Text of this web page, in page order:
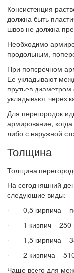
Консистенция
должна быть
швов не должна
Необходимо
продольным,
При поперечном
Ее укладывают
прутьев
укладывают через
Для перегородок
армирование,
либо с наружной
Толщина
Толщина
На сегодняшний
следующие виды:
· 0,5 кирпича –
· 1 кирпич – 250
· 1,5 кирпича –
· 2 кирпича –
Чаще всего для